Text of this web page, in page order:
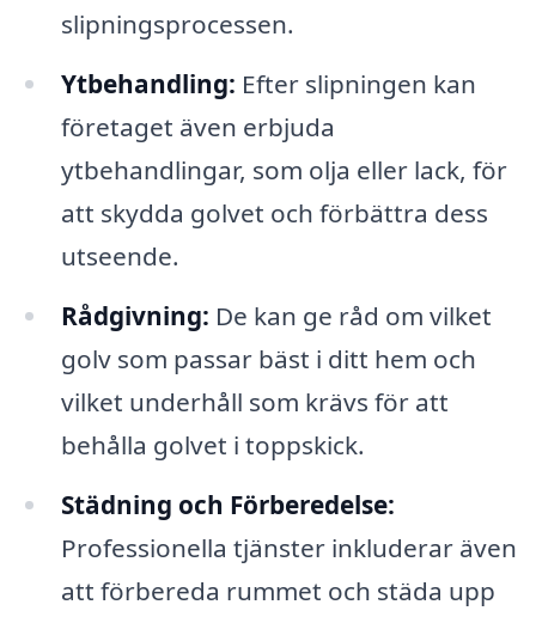
slipningsprocessen.
Ytbehandling: Efter slipningen kan
företaget även erbjuda
ytbehandlingar, som olja eller lack, för
att skydda golvet och förbättra dess
utseende.
Rådgivning: De kan ge råd om vilket
golv som passar bäst i ditt hem och
vilket underhåll som krävs för att
behålla golvet i toppskick.
Städning och Förberedelse:
Professionella tjänster inkluderar även
att förbereda rummet och städa upp